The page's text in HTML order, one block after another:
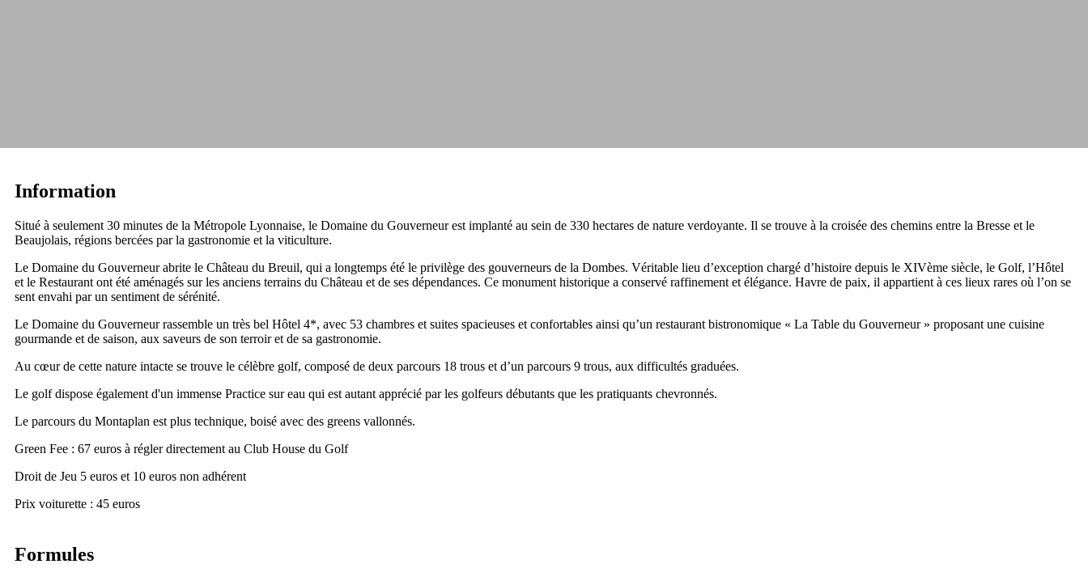
Information
Situé à seulement 30 minutes de la Métropole Lyonnaise, le Domaine du Gouverneur est implanté au sein de 330 hectares de nature verdoyante. Il se trouve à la croisée des chemins entre la Bresse et le
Beaujolais, régions bercées par la gastronomie et la viticulture.
Le Domaine du Gouverneur abrite le Château du Breuil, qui a longtemps été le privilège des gouverneurs de la Dombes. Véritable lieu d’exception chargé d’histoire depuis le XIVème siècle, le Golf, l’Hôtel
et le Restaurant ont été aménagés sur les anciens terrains du Château et de ses dépendances. Ce monument historique a conservé raffinement et élégance. Havre de paix, il appartient à ces lieux rares où l’on se
sent envahi par un sentiment de sérénité.
Le Domaine du Gouverneur rassemble un très bel Hôtel 4*, avec 53 chambres et suites spacieuses et confortables ainsi qu’un restaurant bistronomique « La Table du Gouverneur » proposant une cuisine
gourmande et de saison, aux saveurs de son terroir et de sa gastronomie.
Au cœur de cette nature intacte se trouve le célèbre golf, composé de deux parcours 18 trous et d’un parcours 9 trous, aux difficultés graduées.
Le golf dispose également d'un immense Practice sur eau qui est autant apprécié par les golfeurs débutants que les pratiquants chevronnés.
Le parcours du Montaplan est plus technique, boisé avec des greens vallonnés.
Green Fee : 67 euros à régler directement au Club House du Golf
Droit de Jeu 5 euros et 10 euros non adhérent
Prix voiturette : 45 euros
Formules